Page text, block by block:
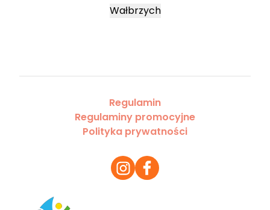
Wałbrzych
Regulamin
Regulaminy promocyjne
Polityka prywatności